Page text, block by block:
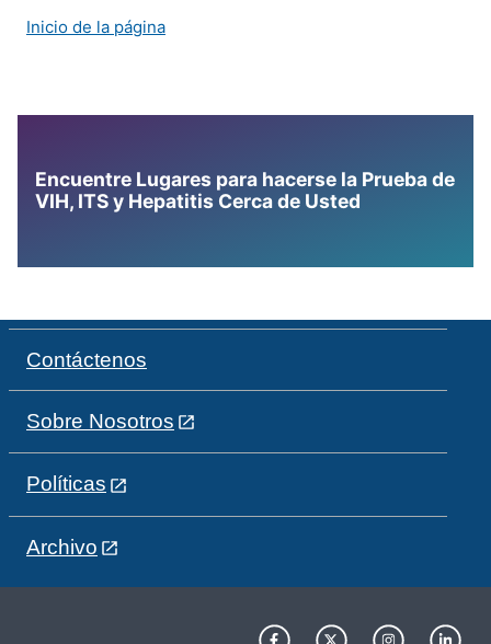
Inicio de la página
Encuentre Lugares para hacerse la Prueba de
VIH, ITS y Hepatitis Cerca de Usted
Contáctenos
Sobre Nosotros
Políticas
Archivo